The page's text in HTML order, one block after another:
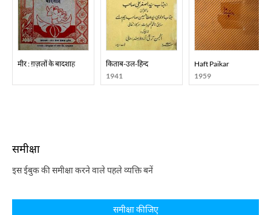
मीर : ग़ज़लों के बादशाह
किताब-उल-हिन्द
1941
Haft Paikar
1959
समीक्षा
इस ईबुक की समीक्षा करने वाले पहले व्यक्ति बनें
समीक्षा कीजिए